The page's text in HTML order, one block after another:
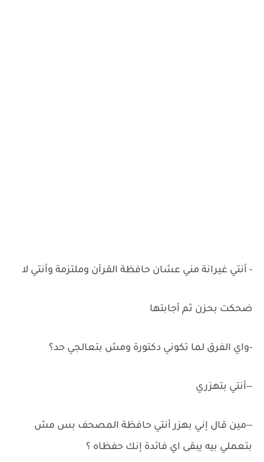
-‏ أنتي غيرانة مني عشان حافظة القرآن وملتزمة وأنتي لا
ضحكت بحزن ثم أجابتها
-واي الفرق لما تكوني دكتورة ومش بتعالجي حد؟
-‏-‏أنتي بتهزري
-‏-‏مين قال إني بهزر أنتي حافظة المصحف بس مش
بتعملي بيه يبقى اي فائدة إنك حفظاه ؟